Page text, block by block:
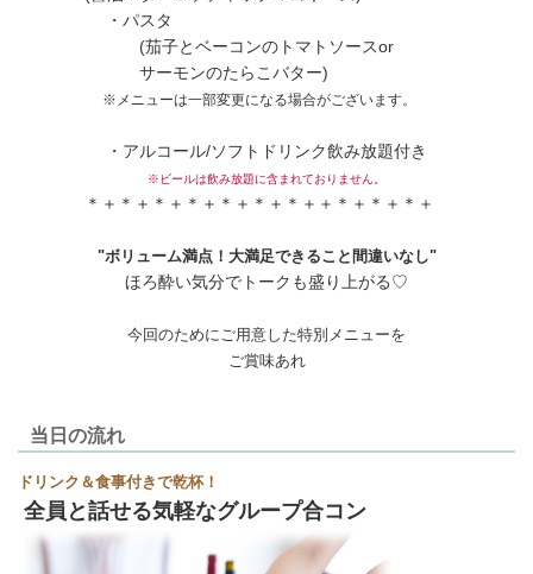
・パスタ
(茄子とベーコンのトマトソースor
サーモンのたらこバター)
※メニューは一部変更になる場合がございます。
・アルコール/ソフトドリンク飲み放題付き
※ビールは飲み放題に含まれておりません。
＊＋＊＋＊＋＊＋＊＋＊＋＊＋＋＊＋＊＋＊＋
"ボリューム満点！大満足できること間違いなし"
ほろ酔い気分でトークも盛り上がる♡
今回のためにご用意した特別メニューを
ご賞味あれ
当日の流れ
ドリンク＆食事付きで乾杯！
全員と話せる気軽なグループ合コン